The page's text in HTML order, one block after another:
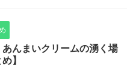
あんまいクリームの湧く場
】